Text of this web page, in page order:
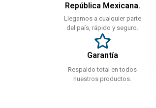
República Mexicana.
Llegamos a cualquier parte
del país, rápido y seguro.
Garantía
Respaldo total en todos
nuestros productos.